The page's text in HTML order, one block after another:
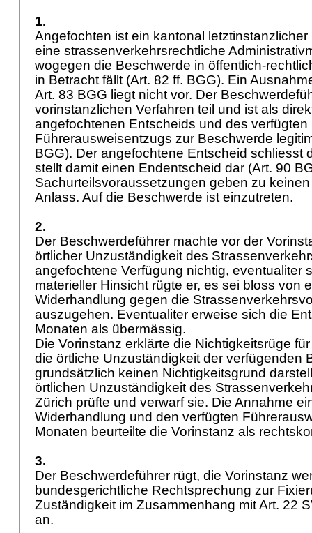
1.
Angefochten ist ein kantonal
eine strassenverkehrsrechtliche
wogegen die Beschwerde in öffentlich-
in Betracht fällt (Art. 82 ff. BGG). Ein
Art. 83 BGG liegt nicht vor. Der
vorinstanzlichen Verfahren teil und ist als
angefochtenen Entscheids und des verfügten
Führerausweisentzugs zur Beschwerde
BGG). Der angefochtene Entscheid schliesst
stellt damit einen Endentscheid dar (Art. 90
Sachurteilsvoraussetzungen geben zu
Anlass. Auf die Beschwerde ist einzutreten.
2.
Der Beschwerdeführer machte vor der
örtlicher Unzuständigkeit des
angefochtene Verfügung nichtig, eventualiter
materieller Hinsicht rügte er, es sei bloss von
Widerhandlung gegen die
auszugehen. Eventualiter erweise sich die
Monaten als übermässig.
Die Vorinstanz erklärte die Nichtigkeitsrüge
die örtliche Unzuständigkeit der verfügenden
grundsätzlich keinen Nichtigkeitsgrund
örtlichen Unzuständigkeit des
Zürich prüfte und verwarf sie. Die Annahme
Widerhandlung und den verfügten
Monaten beurteilte die Vorinstanz als
3.
Der Beschwerdeführer rügt, die Vorinstanz
bundesgerichtliche Rechtsprechung zur
Zuständigkeit im Zusammenhang mitArt. 22
an.